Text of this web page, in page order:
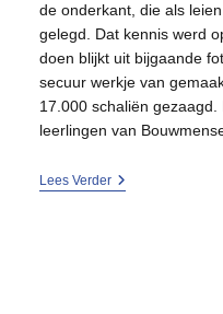
de onderkant, die als
gelegd. Dat kennis werd
doen blijkt uit bijgaande
secuur werkje van
17.000 schaliën
leerlingen van
Lees VerderDe